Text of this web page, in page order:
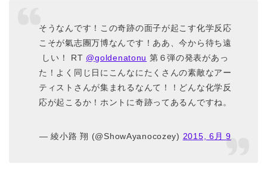
そうなんです！この奇跡の面子が起こす化学反応
こそが氣志團万博なんです！ああ、今から待ち遠
しい！ RT @goldenatonu 第６弾の発表があっ
た！よく同じ日にこんなにたくさんの素敵なアー
ティストさんが集まれるなんて！！どんな化学反
応が起こるか！ホントに奇跡ってあるんですね。
— 綾小路 翔 (@ShowAyanocozey) 2015, 6月 9